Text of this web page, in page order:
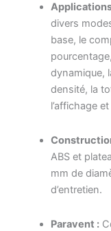
divers
base, le
dynamique,
densité, la
l’affichage
ABS et
mm de
d’entretien.
Paravent :